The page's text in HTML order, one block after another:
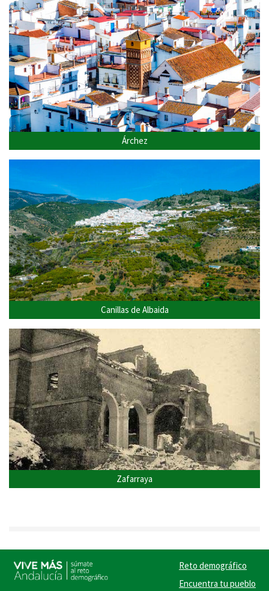
Árchez
Canillas de Albaida
Zafarraya
Reto demográfico
Encuentra tu pueblo